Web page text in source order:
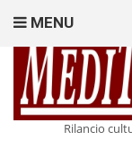
Rilancio
MENU